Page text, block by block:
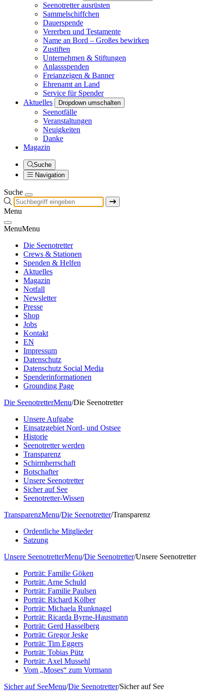
Seenotretter ausrüsten
Sammelschiffchen
Dauerspende
Vererben und Testamente
Name an Bord – Großes bewirken
Zustiften
Unternehmen & Stiftungen
Anlassspenden
Freianzeigen & Banner
Ehrenamt an Land
Service für Spender
Aktuelles
Dropdown umschalten
Seenotfälle
Veranstaltungen
Neuigkeiten
Danke
Magazin
Suche
Navigation
Suche
Menu
MenuMenu
Die Seenotretter
Crews & Stationen
Spenden & Helfen
Aktuelles
Magazin
Notfall
Newsletter
Presse
Shop
Jobs
Kontakt
EN
Impressum
Datenschutz
Datenschutz Social Media
Spenderinformationen
Grounding Page
Die SeenotretterMenu/Die Seenotretter
Unsere Aufgabe
Einsatzgebiet Nord- und Ostsee
Historie
Seenotretter werden
Transparenz
Schirmherrschaft
Botschafter
Unsere Seenotretter
Sicher auf See
Seenotretter-Wissen
TransparenzMenu/Die Seenotretter/Transparenz
Ordentliche Mitglieder
Satzung
Unsere SeenotretterMenu/Die Seenotretter/Unsere Seenotretter
Porträt: Familie Göken
Porträt: Arne Schuld
Porträt: Familie Paulsen
Porträt: Richard Kölber
Porträt: Michaela Runknagel
Porträt: Ricarda Byrne-Hausmann
Porträt: Gerd Hasselberg
Porträt: Gregor Jeske
Porträt: Tim Eggers
Porträt: Tobias Pütz
Porträt: Axel Mussehl
Vom „Moses“ zum Vormann
Sicher auf SeeMenu/Die Seenotretter/Sicher auf See